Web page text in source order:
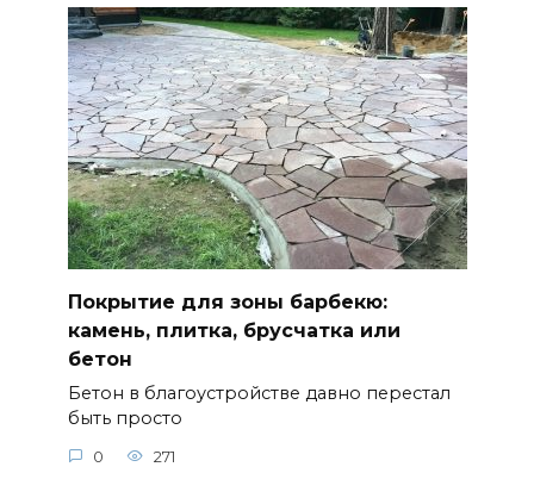
Покрытие для зоны барбекю:
камень, плитка, брусчатка или
бетон
Бетон в благоустройстве давно перестал
быть просто
0 271